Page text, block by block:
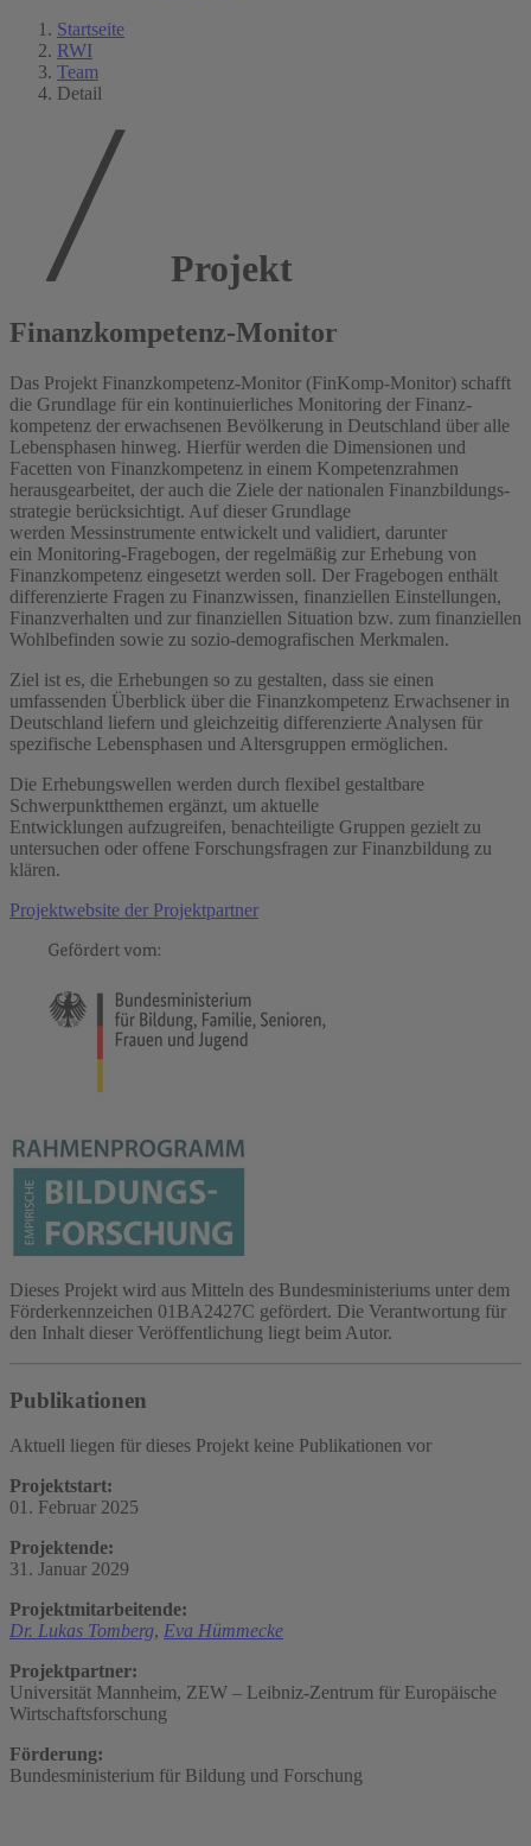
Startseite
RWI
Team
Detail
Projekt
Finanz­kompetenz-Monitor
Das Projekt Finanz­kompetenz-Monitor (FinKomp-Monitor) schafft
die Grundlage für ein kontinuierliches Monitoring der Finanz­
kompetenz der erwachsenen Bevölkerung in Deutschland über alle
Lebens­phasen hinweg. Hierfür werden die Dimensionen und
Facetten von Finanz­kompetenz in einem Kompetenzrahmen
herausgearbeitet, der auch die Ziele der nationalen Finanz­bildungs­
strategie berücksichtigt. Auf dieser Grundlage
werden Messinstrumente entwickelt und validiert, dar­unter
ein Monitoring-Fragebogen, der regelmäßig zur Erhebung von
Finanz­kompetenz eingesetzt werden soll. Der Fragebogen enthält
differenzierte Fragen zu Finanz­wissen, finanz­iellen Einstellungen,
Finanz­verhalten und zur finanz­iellen Situation bzw. zum finanz­iellen
Wohlbefinden sowie zu sozio-demografischen Merkmalen.
Ziel ist es, die Erhebungen so zu gestalten, dass sie einen
umfassenden Über­blick über die Finanz­kompetenz Erwachsener in
Deutschland liefern und gleich­zeitig differenzierte Analysen für
spezifische Lebens­phasen und Alters­gruppen ermöglichen.
Die Erhebungs­wellen werden durch flexibel gestaltbare
Schwerpunktthemen ergänzt, um aktuelle
Entwicklungen aufzugreifen, benachteiligte Gruppen gezielt zu
unter­suchen oder offene Forschungs­fragen zur Finanz­bildung zu
klären.
Projektwebsite der Projektpartner
Dieses Projekt wird aus Mitteln des Bundesministeriums unter dem
Förderkennzeichen 01BA2427C gefördert. Die Verantwortung für
den Inhalt dieser Veröffentlichung liegt beim Autor.
Publikationen
Aktuell liegen für dieses Projekt keine Publikationen vor
Projektstart:
01. Februar 2025
Projektende:
31. Januar 2029
Projektmitarbeitende:
Dr. Lukas Tomberg, Eva Hümmecke
Projektpartner:
Universität Mannheim, ZEW – Leibniz-Zentrum für Europäische
Wirtschaftsforschung
Förderung:
Bundesministerium für Bildung und Forschung